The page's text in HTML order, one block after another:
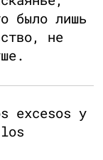
было лишь
не
excesos y